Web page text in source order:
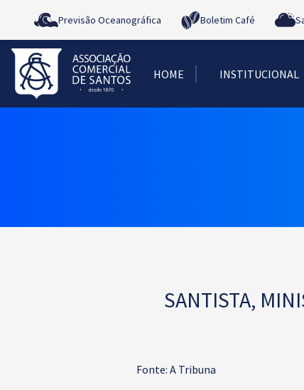
Previsão Oceanográfica Boletim Café
HOME INSTITUCIONAL
SANTISTA,
Fonte: A Tribuna